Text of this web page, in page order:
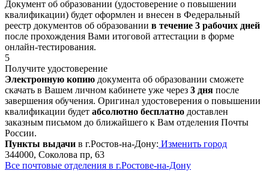
Документ об образовании (удостоверение о повышении
квалификации) будет оформлен и внесен в Федеральный
реестр документов об образовании в течение 3 рабочих дней
после прохождения Вами итоговой аттестации в форме
онлайн-тестирования.
5
Получите удостоверение
Электронную копию документа об образовании сможете
скачать в Вашем личном кабинете уже через 3 дня после
завершения обучения. Оригинал удостоверения о повышении
квалификации будет абсолютно бесплатно доставлен
заказным письмом до ближайшего к Вам отделения Почты
России.
Пункты выдачи в г.Ростов-на-Дону: Изменить город
344000, Соколова пр, 63
Все почтовые отделения в г.Ростове-на-Дону